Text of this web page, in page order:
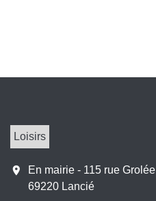
Loisirs
location_on
En mairie - 115 rue Grolée
69220 Lancié